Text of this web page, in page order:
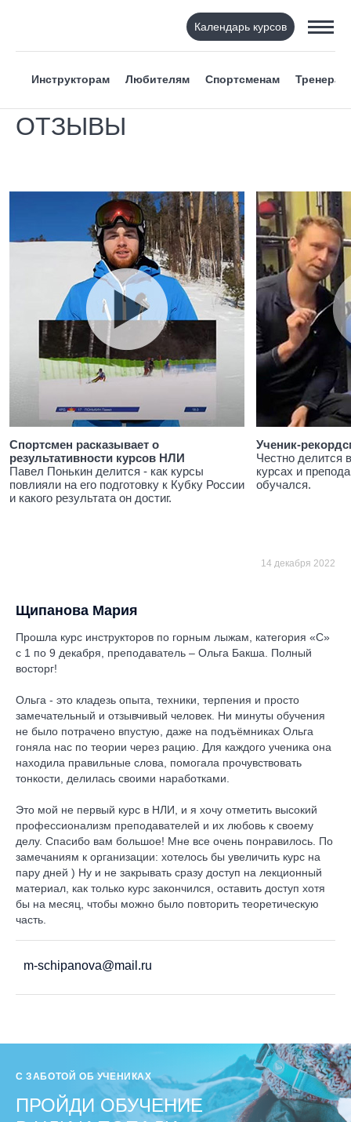
Календарь курсов
Инструкторам Любителям Спортсменам Тренерам
ОТЗЫВЫ
Спортсмен расказывает о
результативности курсов НЛИ
Павел Понькин делится - как курсы
повлияли на его подготовку к Кубку России
и какого результата он достиг.
Ученик-
Честно делится
курсах и
обучался.
14 декабря 2022
Щипанова Мария
Прошла курс инструкторов по горным лыжам, категория «С»
с 1 по 9 декабря, преподаватель – Ольга Бакша. Полный
восторг!
Ольга - это кладезь опыта, техники, терпения и просто
замечательный и отзывчивый человек. Ни минуты обучения
не было потрачено впустую, даже на подъёмниках Ольга
гоняла нас по теории через рацию. Для каждого ученика она
находила правильные слова, помогала прочувствовать
тонкости, делилась своими наработками.
Это мой не первый курс в НЛИ, и я хочу отметить высокий
профессионализм преподавателей и их любовь к своему
делу. Спасибо вам большое! Мне все очень понравилось. По
замечаниям к организации: хотелось бы увеличить курс на
пару дней ) Ну и не закрывать сразу доступ на лекционный
материал, как только курс закончился, оставить доступ хотя
бы на месяц, чтобы можно было повторить теоретическую
часть.
m-schipanova@mail.ru
С ЗАБОТОЙ ОБ УЧЕНИКАХ
ПРОЙДИ ОБУЧЕНИЕ